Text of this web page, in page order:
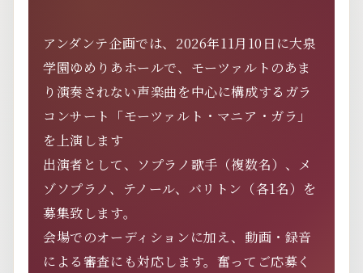
アンダンテ企画では、2026年11月10日に大泉
学園ゆめりあホールで、モーツァルトのあま
り演奏されない声楽曲を中心に構成するガラ
コンサート「モーツァルト・マニア・ガラ」
を上演します
出演者として、ソプラノ歌手（複数名）、メ
ゾソプラノ、テノール、バリトン（各1名）を
募集致します。
会場でのオーディションに加え、動画・録音
による審査にも対応します。奮ってご応募く